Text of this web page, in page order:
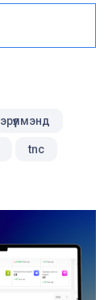
эрүүлмэнд
tnc